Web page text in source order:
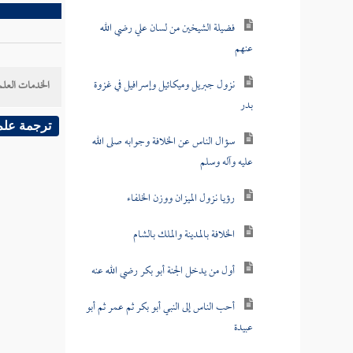
فضيلة الشيخين من لسان علي رضي الله
عنهم
نزول جبريل وميكائيل وإسرافيل في غزوة
بدر
سؤال الناس عن الخلافة وجوابه صلى الله
عليه وآله وسلم
رؤيا نزول الميزان ووزن الخلفاء
الخلافة بالمدينة والملك بالشام
أول من يدخل الجنة أبو بكر رضي الله عنه
أحب الناس إلى النبي أبو بكر ثم عمر ثم أبو
عبيدة
الخدمات
ترجمة